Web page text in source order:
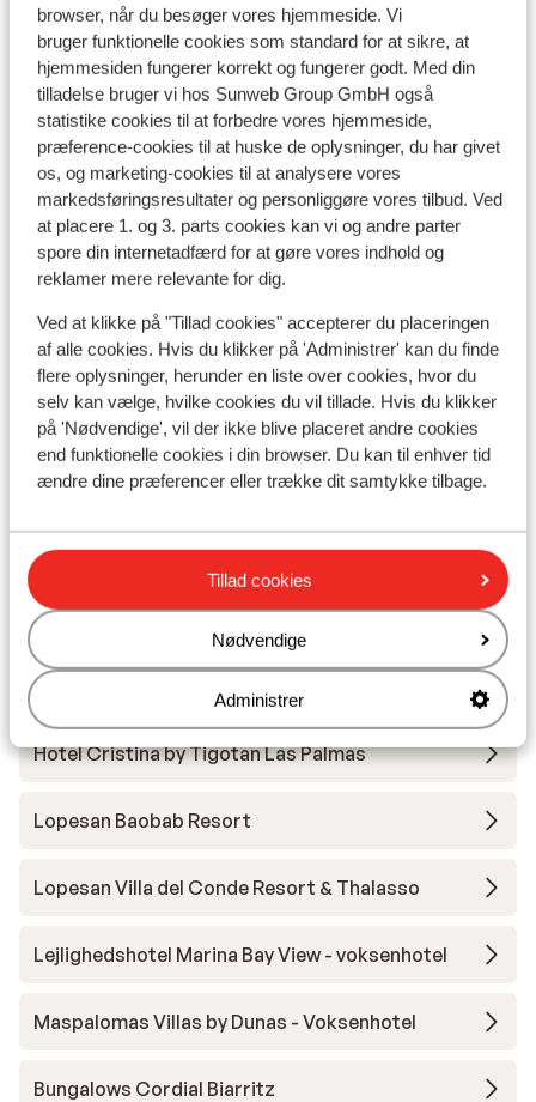
browser, når du besøger vores hjemmeside. Vi
bruger funktionelle cookies som standard for at sikre, at
hjemmesiden fungerer korrekt og fungerer godt. Med din
tilladelse bruger vi hos Sunweb Group GmbH også
statistike cookies til at forbedre vores hjemmeside,
præference-cookies til at huske de oplysninger, du har givet
os, og marketing-cookies til at analysere vores
markedsføringsresultater og personliggøre vores tilbud. Ved
at placere 1. og 3. parts cookies kan vi og andre parter
spore din internetadfærd for at gøre vores indhold og
reklamer mere relevante for dig.
Ved at klikke på "Tillad cookies" accepterer du placeringen
af alle cookies. Hvis du klikker på 'Administrer' kan du finde
flere oplysninger, herunder en liste over cookies, hvor du
selv kan vælge, hvilke cookies du vil tillade. Hvis du klikker
på 'Nødvendige', vil der ikke blive placeret andre cookies
end funktionelle cookies i din browser. Du kan til enhver tid
ændre dine præferencer eller trække dit samtykke tilbage.
Tillad cookies
Nødvendige
Administrer
Andre overnatningssteder i Gran
Canaria
Hotel Santa Monica Suites
Relaxia Beverly Suites
Bungalows Los Leones
Club Maspalomas Suites & Spa - voksenhotel
Hotel Faro, a Lopesan Collection - Voksenhotel
Relaxia los Girasoles
Lopesan Costa Meloneras Resort & Spa
Hotel Hartaguna - Voksenhotel
Hotel Don Gregory by Dunas - Voksenhotel
Hotel Cristina by Tigotan Las Palmas
Lopesan Baobab Resort
Lopesan Villa del Conde Resort & Thalasso
Lejlighedshotel Marina Bay View - voksenhotel
Maspalomas Villas by Dunas - Voksenhotel
Bungalows Cordial Biarritz